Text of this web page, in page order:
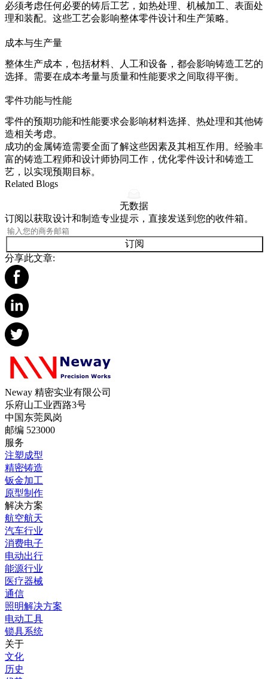
必须考虑任何必要的铸后工艺，如热处理、机械加工、表面处
理和装配。这些工艺会影响整体零件设计和生产策略。
成本与生产量
整体生产成本，包括材料、人工和设备，都会影响铸造工艺的
选择。需要在成本考量与质量和性能要求之间取得平衡。
零件功能与性能
零件的预期功能和性能要求会影响材料选择、热处理和其他铸
造相关考虑。
成功的金属铸造需要全面了解这些因素及其相互作用。经验丰
富的铸造工程师和设计师协同工作，优化零件设计和铸造工
艺，以实现预期目标。
Related Blogs
无数据
订阅以获取设计和制造专业提示，直接发送到您的收件箱。
订阅
分享此文章:
Neway 精密实业有限公司
乐府山工业西路3号
中国东莞凤岗
邮编 523000
服务
注塑成型
精密铸造
钣金加工
原型制作
解决方案
航空航天
汽车行业
消费电子
电动出行
能源行业
医疗器械
通信
照明解决方案
电动工具
锁具系统
关于
文化
历史